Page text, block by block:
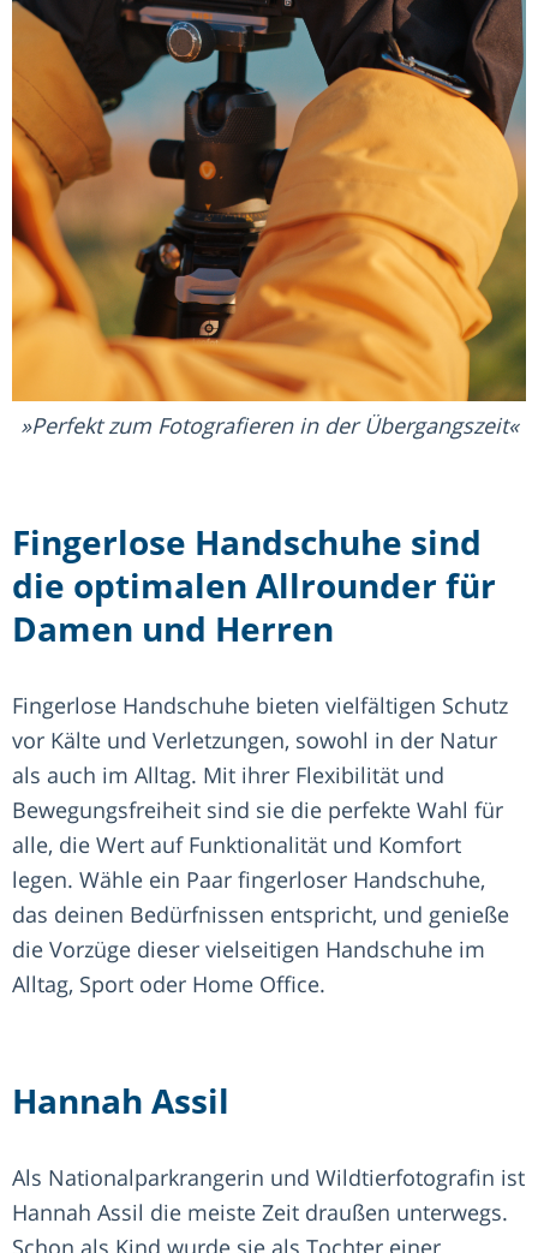
Perfekt zum Fotografieren in der Übergangszeit
Fingerlose Handschuhe sind
die optimalen Allrounder für
Damen und Herren
Fingerlose Handschuhe bieten vielfältigen Schutz
vor Kälte und Verletzungen, sowohl in der Natur
als auch im Alltag. Mit ihrer Flexibilität und
Bewegungsfreiheit sind sie die perfekte Wahl für
alle, die Wert auf Funktionalität und Komfort
legen. Wähle ein Paar fingerloser Handschuhe,
das deinen Bedürfnissen entspricht, und genieße
die Vorzüge dieser vielseitigen Handschuhe im
Alltag, Sport oder Home Office.
Hannah Assil
Als Nationalparkrangerin und Wildtierfotografin ist
Hannah Assil die meiste Zeit draußen unterwegs.
Schon als Kind wurde sie als Tochter einer